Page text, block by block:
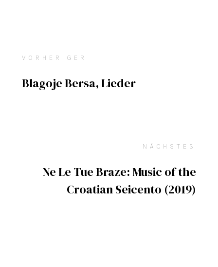
VORHERIGER
Blagoje Bersa, Lieder
NÄCHSTES
Ne Le Tue Braze: Music of the
Croatian Seicento (2019)